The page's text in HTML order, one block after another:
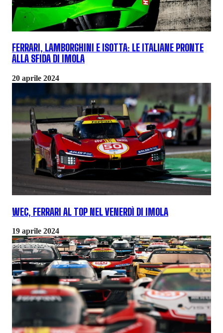
FERRARI, LAMBORGHINI E ISOTTA: LE ITALIANE PRONTE
ALLA SFIDA DI IMOLA
20 aprile 2024
WEC, FERRARI AL TOP NEL VENERDÌ DI IMOLA
19 aprile 2024